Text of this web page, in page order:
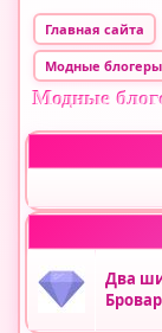
Главная сайта
Модные
Модные
Два